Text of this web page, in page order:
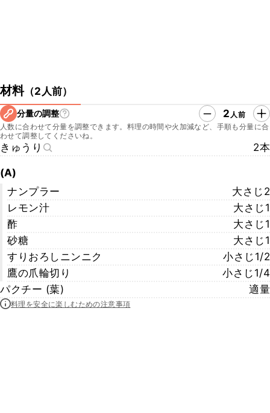
材料（2人前）
分量の調整 2 人前
人数に合わせて分量を調整できます。料理の時間や火加減など、手順も分量に合
わせて調整してくださいね。
きゅうり 2本
(A)
ナンプラー
大さじ2
レモン汁
大さじ1
酢
大さじ1
砂糖
大さじ1
すりおろしニンニク
小さじ1/2
鷹の爪輪切り
小さじ1/4
パクチー (葉)
適量
料理を安全に楽しむための注意事項